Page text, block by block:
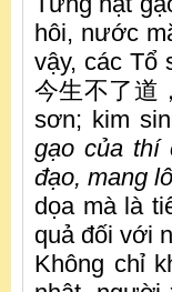
hôi, nước
vậy, các Tổ
今生不了道
sơn; kim
gạo của thí
đạo, mang
dọa mà là
quả đối với
Không chỉ